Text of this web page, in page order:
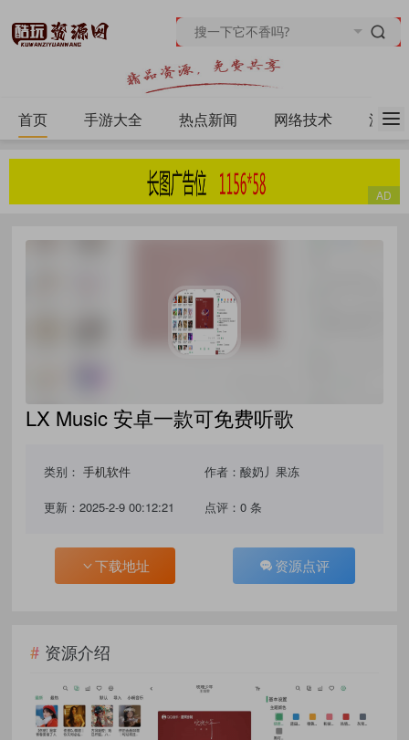
首页 手游大全 热点新闻 网络技术 源码
LX Music 安卓一款可免费听歌
类别：手机软件 作者：酸奶丿果冻
更新：2025-2-9 00:12:21 点评：0 条
下载地址 资源点评
资源介绍